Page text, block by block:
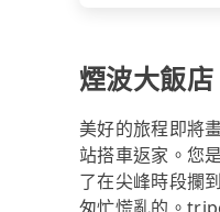
煙波大飯
美好的旅程即將
站搭車返家。您
了在尖峰時段攔
匆忙慌亂的。